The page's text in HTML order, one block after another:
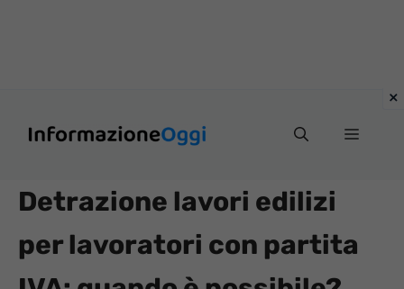
Menu
Detrazione lavori edilizi
per lavoratori con partita